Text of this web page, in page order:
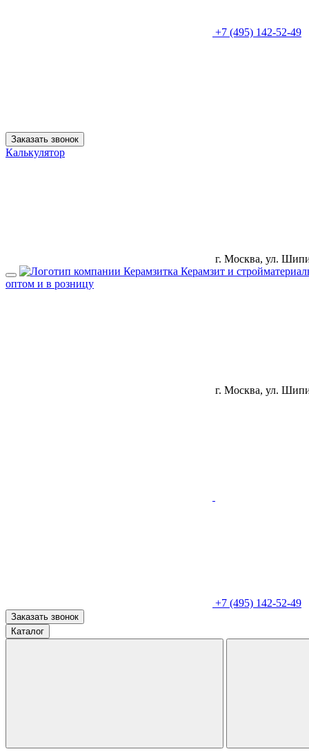
+7 (495) 142-52-49
Заказать звонок
Калькулятор
г. Москва, ул.
Керамзит и
оптом и в розницу
г. Москва, ул.
+7 (495) 142-52-49
Заказать звонок
Каталог